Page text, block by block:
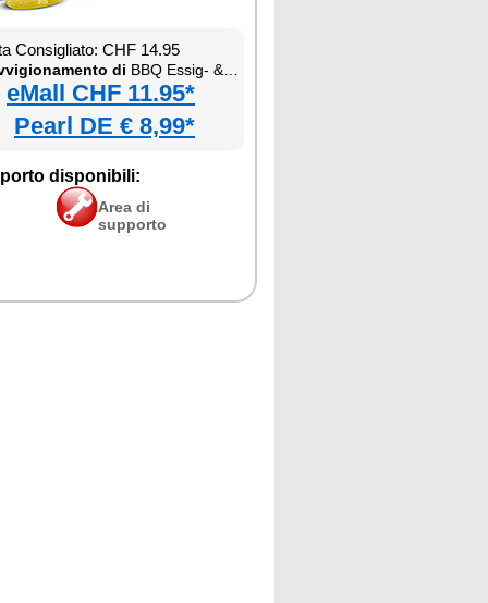
Consigliato: CHF 14.95
di BBQ Essig- & Öl-Pumpsprühflasche
eMall CHF 11.95*
Pearl DE € 8,99*
disponibili:
Area di
supporto